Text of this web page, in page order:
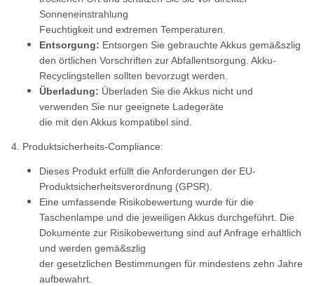
Sonneneinstrahlung
Feuchtigkeit und extremen Temperaturen.
Entsorgung: Entsorgen Sie gebrauchte Akkus gemä&szlig
den örtlichen Vorschriften zur Abfallentsorgung. Akku-
Recyclingstellen sollten bevorzugt werden.
Überladung: Überladen Sie die Akkus nicht und
verwenden Sie nur geeignete Ladegeräte
die mit den Akkus kompatibel sind.
4. Produktsicherheits-Compliance:
Dieses Produkt erfüllt die Anforderungen der EU-
Produktsicherheitsverordnung (GPSR).
Eine umfassende Risikobewertung wurde für die
Taschenlampe und die jeweiligen Akkus durchgeführt. Die
Dokumente zur Risikobewertung sind auf Anfrage erhältlich
und werden gemä&szlig
der gesetzlichen Bestimmungen für mindestens zehn Jahre
aufbewahrt.